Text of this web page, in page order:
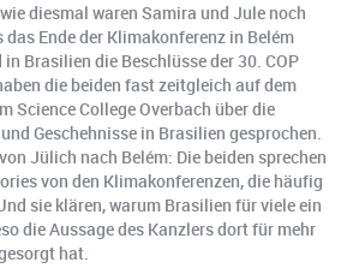
diesmal waren Samira und Jule noch
Ende der Klimakonferenz in Belém
Brasilien die Beschlüsse der 30. COP
die beiden fast zeitgleich auf dem
Science College Overbach über die
Geschehnisse in Brasilien gesprochen.
Jülich nach Belém: Die beiden sprechen
von den Klimakonferenzen, die häufig
sie klären, warum Brasilien für viele ein
die Aussage des Kanzlers dort für mehr
hat.